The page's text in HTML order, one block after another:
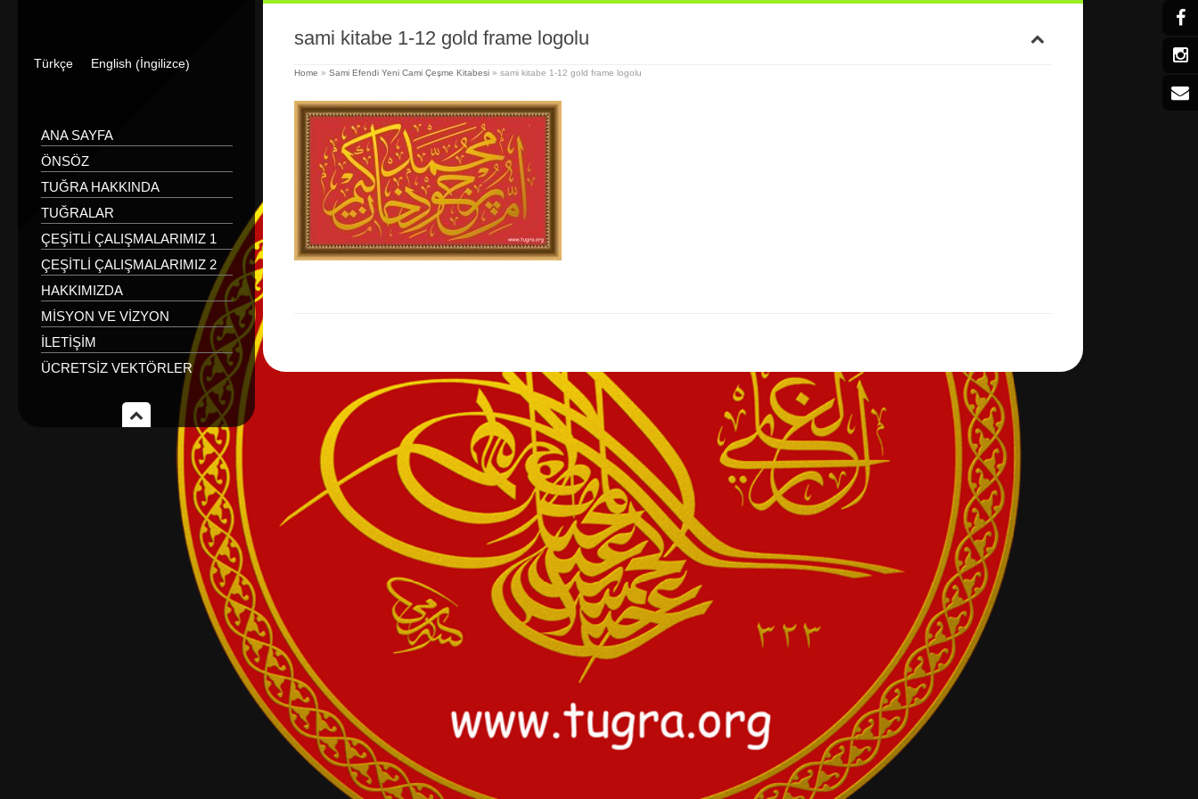
Türkçe English (İngilizce)
ANA SAYFA
ÖNSÖZ
TUĞRA HAKKINDA
TUĞRALAR
ÇEŞITLI ÇALIŞMALARIMIZ 1
ÇEŞITLI ÇALIŞMALARIMIZ 2
HAKKIMIZDA
MISYON VE VIZYON
İLETIŞIM
ÜCRETSIZ VEKTÖRLER
sami kitabe 1-12 gold frame logolu
Home » Sami Efendi Yeni Cami Çeşme Kitabesi » sami kitabe 1-12 gold frame logolu